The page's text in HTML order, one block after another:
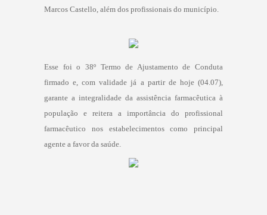
Marcos Castello, além dos profissionais do município.
Esse foi o 38º Termo de Ajustamento de Conduta
firmado e, com validade já a partir de hoje (04.07),
garante a integralidade da assistência farmacêutica à
população e reitera a importância do profissional
farmacêutico nos estabelecimentos como principal
agente a favor da saúde.